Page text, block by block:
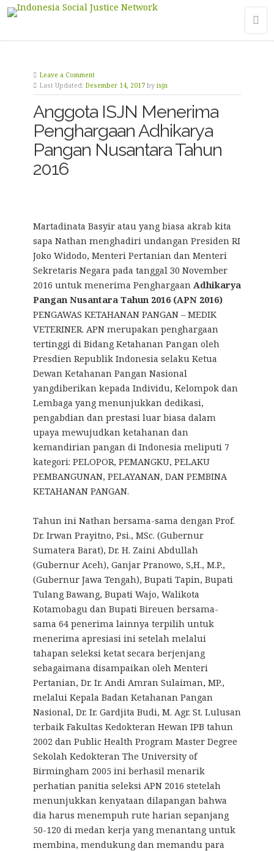
Leave a Comment
Last Updated: Desember 14, 2017 by isjn
Anggota ISJN Menerima
Penghargaan Adhikarya
Pangan Nusantara Tahun
2016
Martadinata Basyir atau yang biasa akrab kita
sapa Nathan menghadiri undangan Presiden RI
Joko Widodo, Menteri Pertanian dan Menteri
Sekretaris Negara pada tanggal 30 November
2016 untuk menerima Penghargaan Adhikarya
Pangan Nusantara Tahun 2016 (APN 2016)
PENGAWAS KETAHANAN PANGAN – MEDIK
VETERINER. APN merupakan penghargaan
tertinggi di Bidang Ketahanan Pangan oleh
Presdien Republik Indonesia selaku Ketua
Dewan Ketahanan Pangan Nasional
yangdiberikan kepada Individu, Kelompok dan
Lembaga yang menunjukkan dedikasi,
pengabdian dan prestasi luar biasa dalam
upaya mewujudkan ketahanan dan
kemandirian pangan di Indonesia meliputi 7
kategori: PELOPOR, PEMANGKU, PELAKU
PEMBANGUNAN, PELAYANAN, DAN PEMBINA
KETAHANAN PANGAN.
Tahun ini Nathan bersama-sama dengan Prof.
Dr. Irwan Prayitno, Psi., MSc. (Gubernur
Sumatera Barat), Dr. H. Zaini Abdullah
(Gubernur Aceh), Ganjar Pranowo, S,H., M.P.,
(Gubernur Jawa Tengah), Bupati Tapin, Bupati
Tulang Bawang, Bupati Wajo, Walikota
Kotamobagu dan Bupati Bireuen bersama-
sama 64 penerima lainnya terpilih untuk
menerima apresiasi ini setelah melalui
tahapan seleksi ketat secara berjenjang
sebagaimana disampaikan oleh Menteri
Pertanian, Dr. Ir. Andi Amran Sulaiman, MP.,
melalui Kepala Badan Ketahanan Pangan
Nasional, Dr. Ir. Gardjita Budi, M. Agr. St. Lulusan
terbaik Fakultas Kedokteran Hewan IPB tahun
2002 dan Public Health Program Master Degree
Sekolah Kedokteran The University of
Birmingham 2005 ini berhasil menarik
perhatian panitia seleksi APN 2016 stetelah
menunjukkan kenyataan dilapangan bahwa
dia harus menempuh rute harian sepanjang
50-120 di medan kerja yang menantang untuk
membina, mendukung dan memandu para